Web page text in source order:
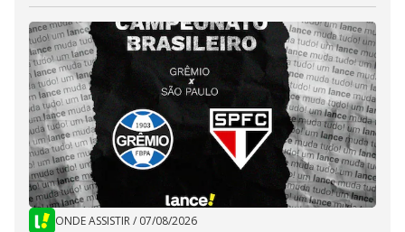
ONDE ASSISTIR/ 07/08/2026